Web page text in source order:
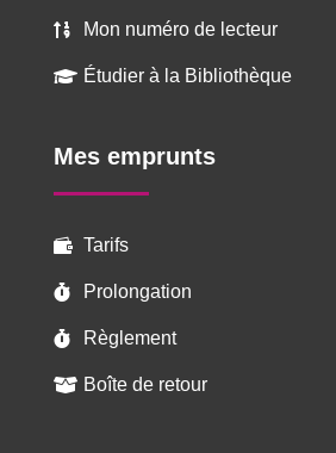
 Mon numéro de lecteur
 Étudier à la Bibliothèque
Mes emprunts
 Tarifs
 Prolongation
 Règlement
 Boîte de retour